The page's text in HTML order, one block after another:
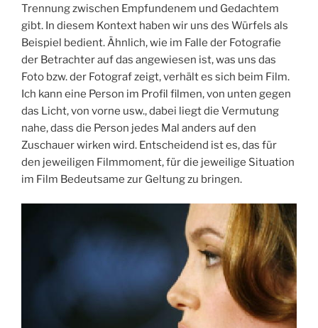
Trennung zwischen Empfundenem und Gedachtem
gibt. In diesem Kontext haben wir uns des Würfels als
Beispiel bedient. Ähnlich, wie im Falle der Fotografie
der Betrachter auf das angewiesen ist, was uns das
Foto bzw. der Fotograf zeigt, verhält es sich beim Film.
Ich kann eine Person im Profil filmen, von unten gegen
das Licht, von vorne usw., dabei liegt die Vermutung
nahe, dass die Person jedes Mal anders auf den
Zuschauer wirken wird. Entscheidend ist es, das für
den jeweiligen Filmmoment, für die jeweilige Situation
im Film Bedeutsame zur Geltung zu bringen.